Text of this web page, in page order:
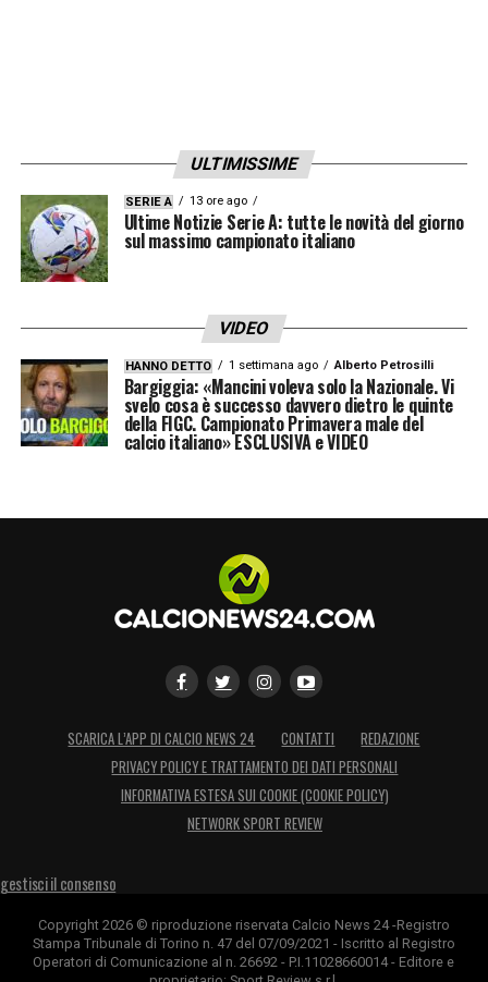
Scudetto. Stiamo lavorando passo dopo
passo per arrivarci. Abbiamo perso qualche
punto all’inizio del campionato e ora stiamo
recuperando. Spetta a noi dare il massimo
desidera tanto. L’obiettivo minimo è entrare
tra le prime quattro per qualificarsi alla
Champions League, ma in un club come
questo devi pensare ai titoli. Siamo lontani, è
LEGGI LE PAROLE INTEGRALI DI
CONCEICAO SU JUVENTUSNEWS24
LA PLAYLIST DELLE NOSTRE TOP NEWS
ULTIMISSIME
SERIE A 13 ore ago
Ultime Notizie Serie A: tutte le novità del giorno
sul massimo campionato italiano
VIDEO
HANNO DETTO 1 settimana ago Alberto Petrosilli
Bargiggia: «Mancini voleva solo la Nazionale. Vi
svelo cosa è successo davvero dietro le quinte
della FIGC. Campionato Primavera male del
calcio italiano» ESCLUSIVA e VIDEO
SCARICA L’APP DI CALCIO NEWS 24 CONTATTI
REDAZIONE
PRIVACY POLICY E TRATTAMENTO DEI DATI PERSONALI
INFORMATIVA ESTESA SUI COOKIE (COOKIE POLICY)
NETWORK SPORT REVIEW
gestisci il consenso
Copyright 2026 © riproduzione riservata Calcio News 24 -Registro
Stampa Tribunale di Torino n. 47 del 07/09/2021 - Iscritto al Registro
Operatori di Comunicazione al n. 26692 - P.I.11028660014 - Editore e